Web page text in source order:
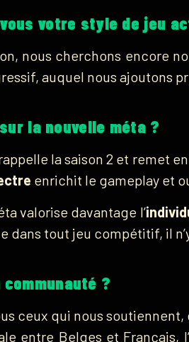
votre style de jeu
nous cherchons encore
auquel nous ajoutons
la nouvelle méta ?
la saison 2 et remet
enrichit le gameplay et
valorise davantage l’
dans tout jeu compétitif, il
?
ceux qui nous
entre Belges et Français,